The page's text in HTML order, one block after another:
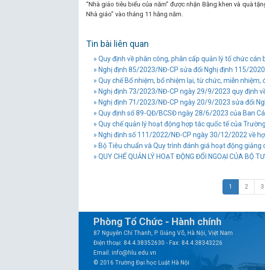
“Nhà giáo tiêu biểu của năm” được nhận Bằng khen và quà
Nhà giáo” vào tháng 11 hằng năm.
Tin bài liên quan
» Quy định về phân công, phân cấp quản lý tổ chức cán
» Nghị định 85/2023/NĐ-CP sửa đổi Nghị định 115/
» Quy chế Bổ nhiệm, bổ nhiệm lại, từ chức, miễn nhiệm,
» Nghị định 73/2023/NĐ-CP ngày 29/9/2023 quy định
» Nghị định 71/2023/NĐ-CP ngày 20/9/2023 sửa đổi
» Quy định số 89-QĐ/BCSĐ ngày 28/6/2023 của Ban
» Quy chế quản lý hoạt động hợp tác quốc tế của
» Nghị định số 111/2022/NĐ-CP ngày 30/12/2022 về
» Bộ Tiêu chuẩn và Quy trình đánh giá hoạt động giảng
» QUY CHẾ QUẢN LÝ HOẠT ĐỘNG ĐỐI NGOẠI CỦA BỘ
1 2 3
Phòng Tổ Chức - Hành chính
87 Nguyễn Chí Thanh, P. Giảng Võ, Hà Nội, Việt Nam
Điện thoại: 84.4.38352630 - Fax: 84.4.38343226
Email: info@hlu.edu.vn
© 2016 Trường Đại học Luật Hà Nội